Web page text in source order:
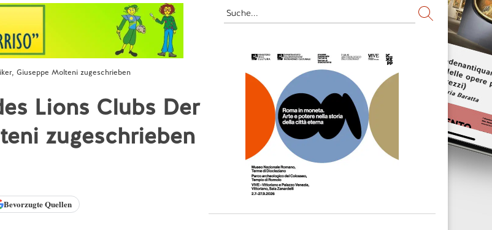
Giuseppe Molteni zugeschrieben
Lions Clubs Der
zugeschrieben
Bevorzugte Quellen